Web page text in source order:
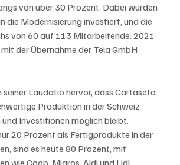
von über 30 Prozent. Dabei wurden
die Modernisierung investiert, und die
von 60 auf 113 Mitarbeitende. 2021
der Übernahme der Tela GmbH
seiner Laudatio hervor, dass Cartaseta
Produktion in der Schweiz
Investitionen möglich bleibt.
20 Prozent als Fertigprodukte in der
sind es heute 80 Prozent, mit
wie Coop, Migros, Aldi und Lidl.